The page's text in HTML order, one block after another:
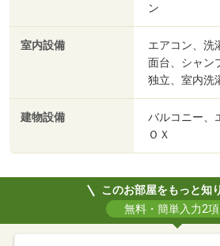
ン
室内設備
エアコン、洗
面台、シャン
独立、室内洗
建物設備
バルコニー、
ＯＸ
このお部屋をもっと知
無料・簡単入力2項